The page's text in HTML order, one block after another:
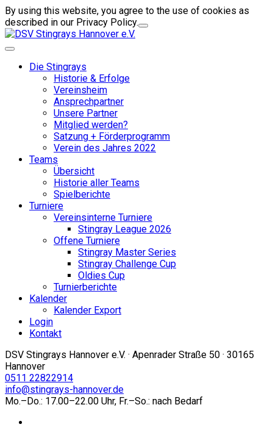
By using this website, you agree to the use of cookies as
described in our Privacy Policy.
Die Stingrays
Historie & Erfolge
Vereinsheim
Ansprechpartner
Unsere Partner
Mitglied werden?
Satzung + Förderprogramm
Verein des Jahres 2022
Teams
Übersicht
Historie aller Teams
Spielberichte
Turniere
Vereinsinterne Turniere
Stingray League 2026
Offene Turniere
Stingray Master Series
Stingray Challenge Cup
Oldies Cup
Turnierberichte
Kalender
Kalender Export
Login
Kontakt
DSV Stingrays Hannover e.V. · Apenrader Straße 50 · 30165
Hannover
0511 22822914
info@stingrays-hannover.de
Mo.–Do.: 17.00–22.00 Uhr, Fr.–So.: nach Bedarf